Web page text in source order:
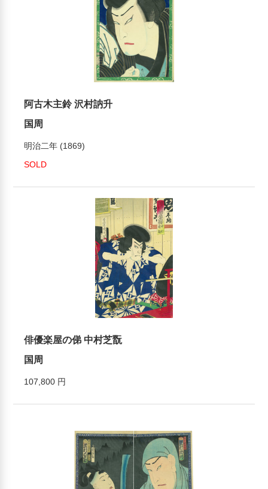
阿古木主鈴 沢村訥升
国周
明治二年 (1869)
SOLD
俳優楽屋の俤 中村芝翫
国周
107,800 円